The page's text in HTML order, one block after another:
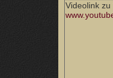
Videolink zu